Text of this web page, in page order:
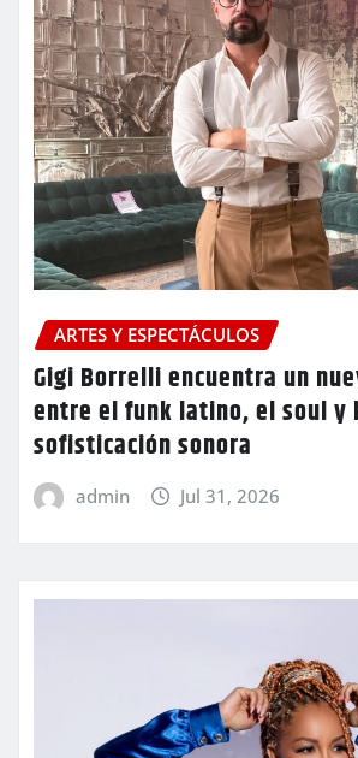
ARTES Y ESPECTÁCULOS
Gigi Borrelli encuentra un
entre el funk latino, el soul y
sofisticación sonora
admin Jul 31, 2026